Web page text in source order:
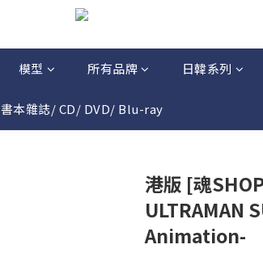
模型 所有品牌 日韓系列
書本雜誌/ CD/ DVD/ Blu-ray
港版 [魂
ULTRAMAN
Animation-